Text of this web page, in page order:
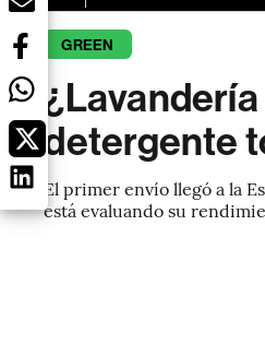
GREEN
detergente
El primer envío llegó a la
está evaluando su